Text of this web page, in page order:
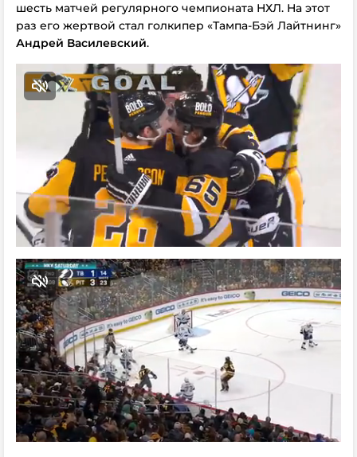
шесть матчей регулярного чемпионата НХЛ. На этот
раз его жертвой стал голкипер «Тампа-Бэй Лайтнинг»
Андрей Василевский.